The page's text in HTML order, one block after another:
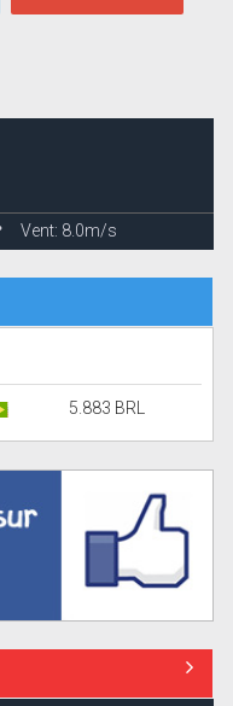
Vent: 8.0m/s
5.883 BRL